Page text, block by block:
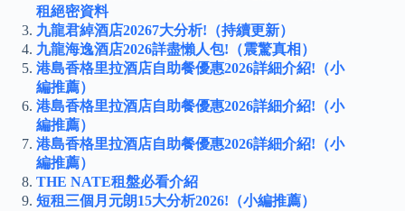
租絕密資料
九龍君綽酒店20267大分析!（持續更新）
九龍海逸酒店2026詳盡懶人包!（震驚真相）
港島香格里拉酒店自助餐優惠2026詳細介紹!（小
編推薦）
港島香格里拉酒店自助餐優惠2026詳細介紹!（小
編推薦）
港島香格里拉酒店自助餐優惠2026詳細介紹!（小
編推薦）
THE NATE租盤必看介紹
短租三個月元朗15大分析2026!（小編推薦）